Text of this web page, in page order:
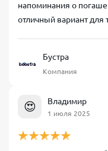
напоминания о
отличный вариант для
Бустра
Компания
😍 Владимир
1 июля 2025